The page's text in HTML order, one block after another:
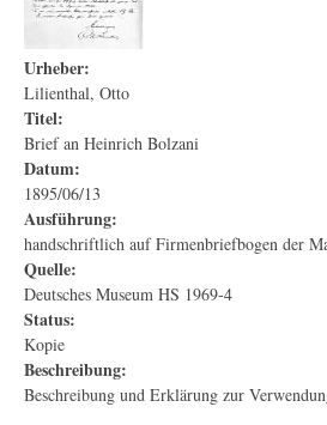
Urheber:
Lilienthal, Otto
Titel:
Brief an Heinrich Bolzani
Datum:
1895/06/13
Ausführung:
handschriftlich auf Firmenbriefbogen der
Quelle:
Deutsches Museum HS 1969-4
Status:
Kopie
Beschreibung:
Beschreibung und Erklärung zur